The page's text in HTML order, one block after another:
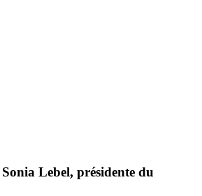
Lebel, présidente du